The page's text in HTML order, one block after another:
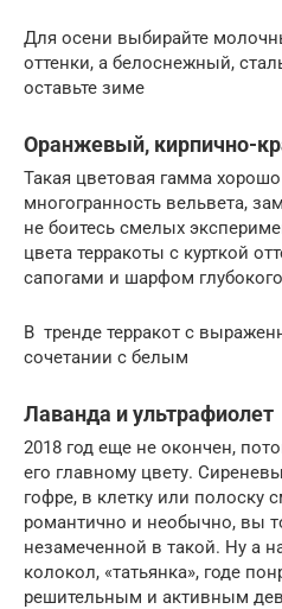
Для осени выбирайте
оттенки, а белоснежный,
оставьте зиме
Оранжевый, кирпично-
Такая цветовая гамма
многогранность вельвета,
не боитесь смелых
цвета терракоты с курткой
сапогами и шарфом
В тренде терракот с
сочетании с белым
Лаванда и ультрафиолет
2018 год еще не окончен,
его главному цвету.
гофре, в клетку или полоску
романтично и необычно, вы
незамеченной в такой. Ну а
колокол, «татьянка», годе
решительным и активным